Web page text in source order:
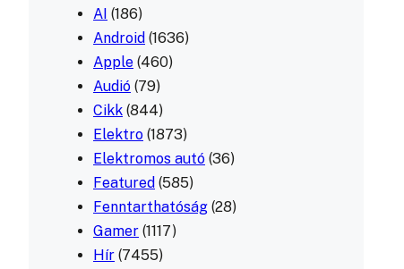
AI (186)
Android (1636)
Apple (460)
Audió (79)
Cikk (844)
Elektro (1873)
Elektromos autó (36)
Featured (585)
Fenntarthatóság (28)
Gamer (1117)
Hír (7455)